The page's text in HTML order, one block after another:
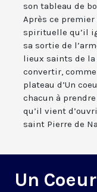
son tableau de
Après ce
spirituelle qu’il
sa sortie de
lieux saints de la
convertir,
plateau d’Un
chacun à
qu’il vient
saint Pierre de
Un